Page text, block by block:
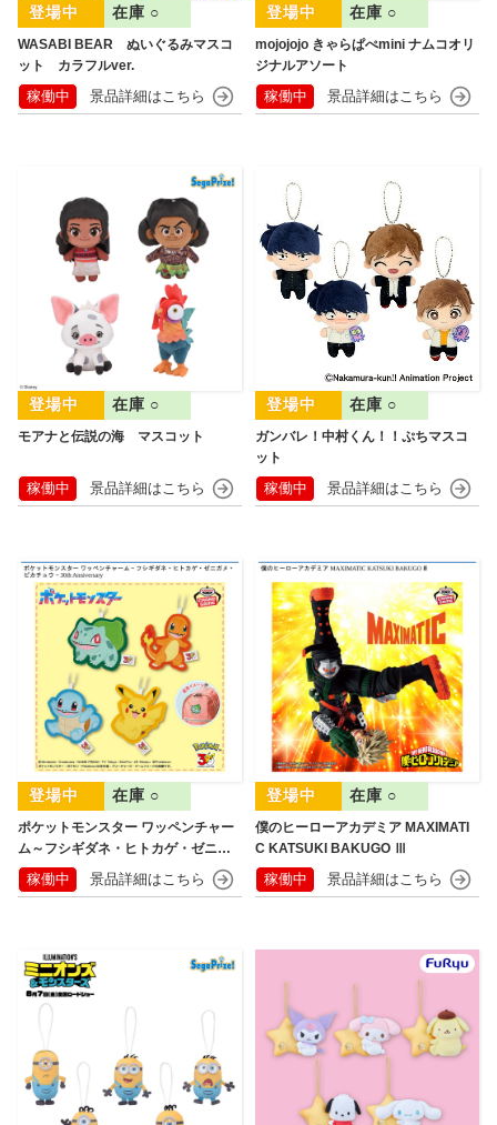
WASABI BEAR ぬいぐるみマスコ
ット カラフルver.
在庫 ○
稼働中
mojojojo きゃらぱぺmini ナムコオリ
ジナルアソート
在庫 ○
稼働中
モアナと伝説の海 マスコット
在庫 ○
稼働中
ガンバレ！中村くん！！ぷちマスコ
ット
在庫 ○
稼働中
ポケットモンスター ワッペンチャー
ム～フシギダネ・ヒトカゲ・ゼニガ
メ・ピカチュウ～30th Anniversary
在庫 ○
稼働中
僕のヒーローアカデミア MAXIMATI
C KATSUKI BAKUGO Ⅲ
在庫 ○
稼働中